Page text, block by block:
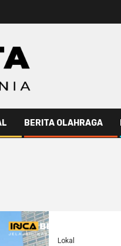
BERITA OLAHRAGA
Lokal